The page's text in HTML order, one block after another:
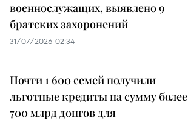
военнослужащих, выявлено 9
братских захоронений
31/07/2026 02:34
Почти 1 600 семей получили
льготные кредиты на сумму более
700 млрд донгов для